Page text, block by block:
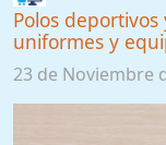
Polos
uniformes y
23 de Noviembre